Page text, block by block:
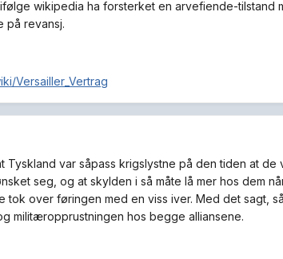
wikipedia ha forsterket en arvefiende-tilstand
på revansj.
Versailler_Vertrag
Tyskland var såpass krigslystne på den tiden at
seg, og at skylden i så måte lå mer hos dem
tok over føringen med en viss iver. Med det sagt,
militæropprustningen hos begge alliansene.